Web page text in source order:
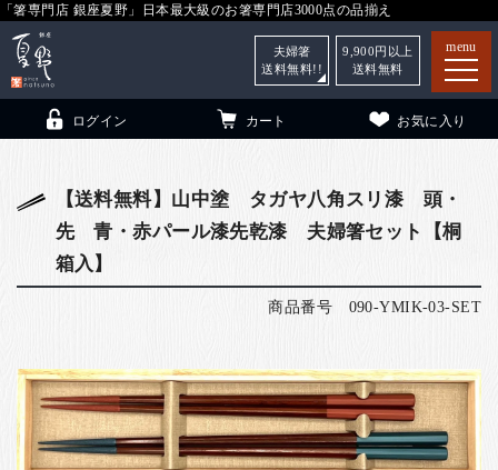
「箸専門店 銀座夏野」日本最大級のお箸専門店3000点の品揃え
menu
（贈答用・自宅用）
こども和食器 小夏について
ご利用ガイド
法人・飲食店のお客様
ログイン カート お気に入り
夫婦箸
送料無料!!
9,900 円以上
送料無料
【送料無料】山中塗 タガヤ八角スリ漆 頭・
先 青・赤パール漆先乾漆 夫婦箸セット【桐
箱入】
商品番号 090-YMIK-03-SET